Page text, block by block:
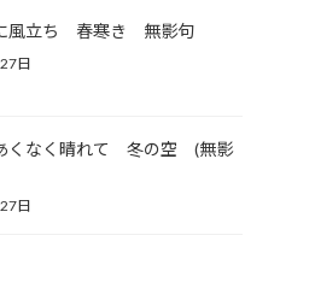
風立ち 春寒き 無影句
日
くなく晴れて 冬の空 (無影
日